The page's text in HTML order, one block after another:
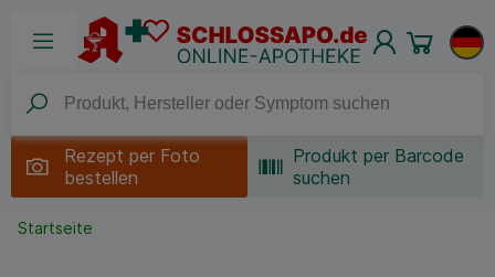
Rezept per Foto
bestellen
Produkt per Barcode
suchen
Startseite